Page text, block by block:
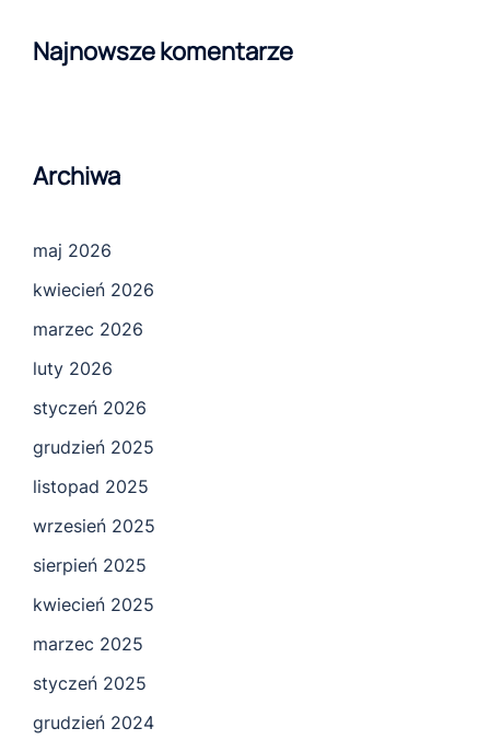
Najnowsze komentarze
Archiwa
maj 2026
kwiecień 2026
marzec 2026
luty 2026
styczeń 2026
grudzień 2025
listopad 2025
wrzesień 2025
sierpień 2025
kwiecień 2025
marzec 2025
styczeń 2025
grudzień 2024